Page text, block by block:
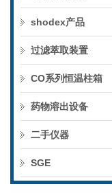
shodex产品
过滤萃取装置
CO系列恒温柱箱
药物溶出设备
二手仪器
SGE